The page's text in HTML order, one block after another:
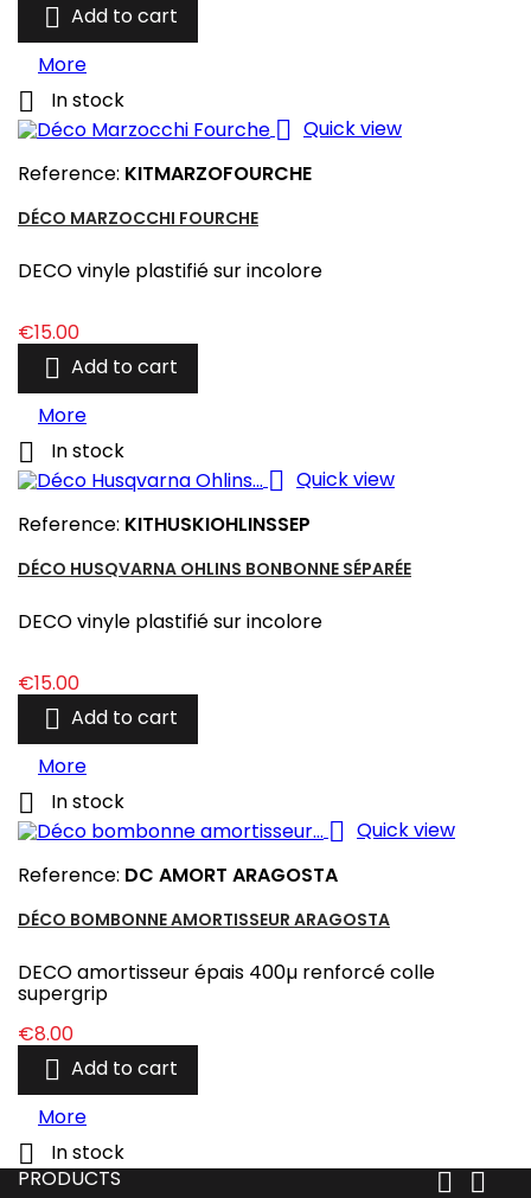
 Add to cart
More
 In stock
 Quick view
Reference: KITMARZOFOURCHE
DÉCO MARZOCCHI FOURCHE
DECO vinyle plastifié sur incolore
Price
€15.00
 Add to cart
More
 In stock
 Quick view
Reference: KITHUSKIOHLINSSEP
DÉCO HUSQVARNA OHLINS BONBONNE SÉPARÉE
DECO vinyle plastifié sur incolore
Price
€15.00
 Add to cart
More
 In stock
 Quick view
Reference: DC AMORT ARAGOSTA
DÉCO BOMBONNE AMORTISSEUR ARAGOSTA
DECO amortisseur épais 400µ renforcé colle
supergrip
Price
€8.00
 Add to cart
More

In stock
PRODUCTS
 